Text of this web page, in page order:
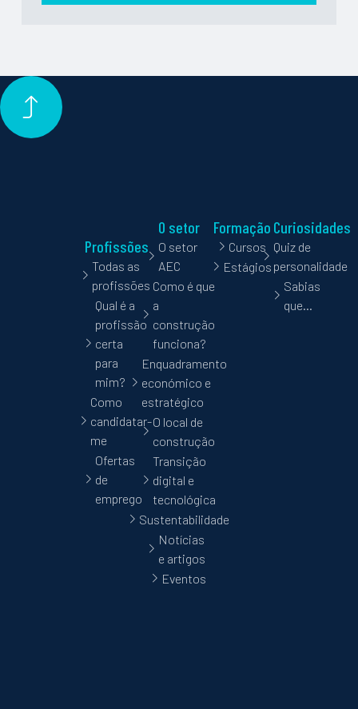
Profissões
Todas as
profissões
Qual é a
profissão
certa
para
mim?
Como
candidatar-
me
Ofertas
de
emprego
O setor
O setor
AEC
Como é que
a
construção
funciona?
Enquadramento
económico e
estratégico
O local de
construção
Transição
digital e
tecnológica
Sustentabilidade
Notícias
e artigos
Eventos
Formação
Cursos
Estágios
Curiosidades
Quiz de
personalidade
Sabias
que…